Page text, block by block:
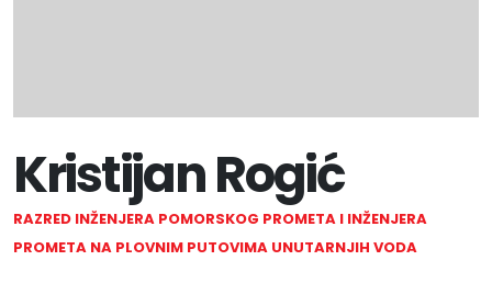
Kristijan Rogić
RAZRED INŽENJERA POMORSKOG PROMETA I INŽENJERA
PROMETA NA PLOVNIM PUTOVIMA UNUTARNJIH VODA